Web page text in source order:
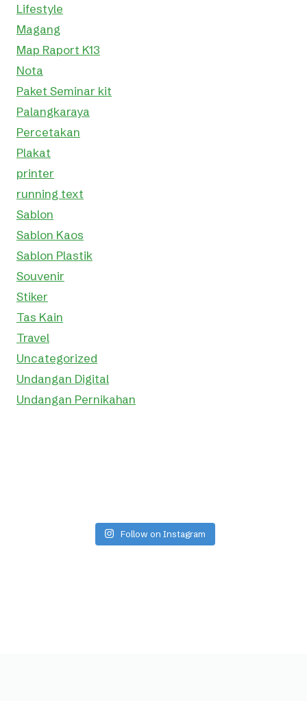
Lifestyle
Magang
Map Raport K13
Nota
Paket Seminar kit
Palangkaraya
Percetakan
Plakat
printer
running text
Sablon
Sablon Kaos
Sablon Plastik
Souvenir
Stiker
Tas Kain
Travel
Uncategorized
Undangan Digital
Undangan Pernikahan
Follow on Instagram